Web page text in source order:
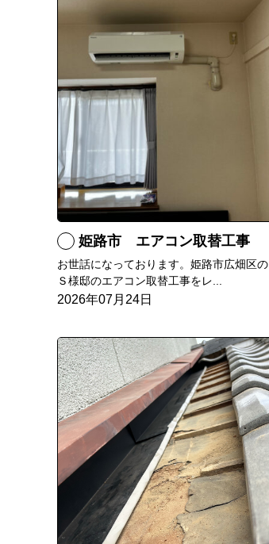
姫路市 エアコン取替工事
お世話になっております。姫路市広畑区の
Ｓ様邸のエアコン取替工事をレ...
2026年07月24日